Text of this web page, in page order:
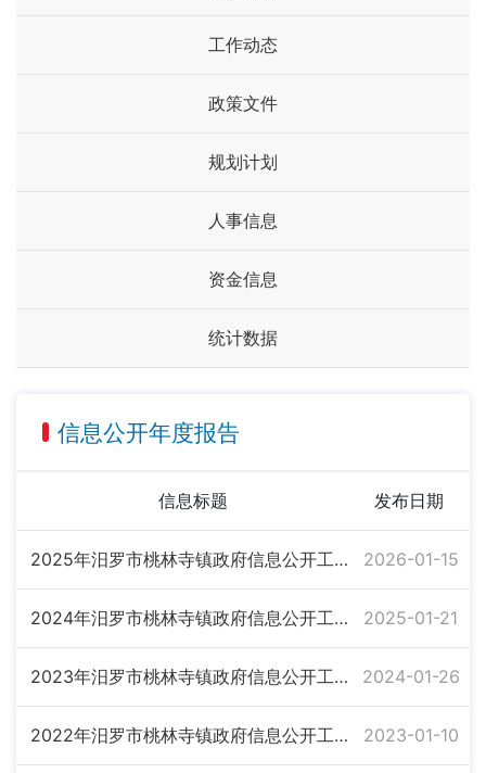
工作动态
政策文件
规划计划
人事信息
资金信息
统计数据
信息公开年度报告
信息标题 发布日期
2025年汨罗市桃林寺镇政府信息公开工作年度报告 2026-01-15
2024年汨罗市桃林寺镇政府信息公开工作年度报告 2025-01-21
2023年汨罗市桃林寺镇政府信息公开工作年度报告 2024-01-26
2022年汨罗市桃林寺镇政府信息公开工作年度报告 2023-01-10